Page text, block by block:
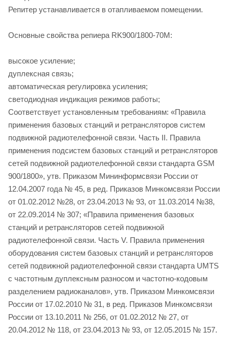
Репитер устанавливается в отапливаемом помещении.
Основные свойства репиера RK900/1800-70M:
высокое усиление;
дуплексная связь;
автоматическая регулировка усиления;
светодиодная индикация режимов работы;
Соответствует установленным требованиям: «Правила
применения базовых станций и ретрансляторов систем
подвижной радиотелефонной связи. Часть II. Правила
применения подсистем базовых станций и ретрансляторов
сетей подвижной радиотелефонной связи стандарта GSM
900/1800», утв. Приказом Мининформсвязи России от
12.04.2007 года № 45, в ред. Приказов Минкомсвязи России
от 01.02.2012 №28, от 23.04.2013 № 93, от 11.03.2014 №38,
от 22.09.2014 № 307; «Правила применения базовых
станций и ретрансляторов сетей подвижной
радиотелефонной связи. Часть V. Правила применения
оборудования систем базовых станций и ретрансляторов
сетей подвижной радиотелефонной связи стандарта UMTS
с частотным дуплексным разносом и частотно-кодовым
разделением радиоканалов», утв. Приказом Минкомсвязи
России от 17.02.2010 № 31, в ред. Приказов Минкомсвязи
России от 13.10.2011 № 256, от 01.02.2012 № 27, от
20.04.2012 № 118, от 23.04.2013 № 93, от 12.05.2015 № 157.